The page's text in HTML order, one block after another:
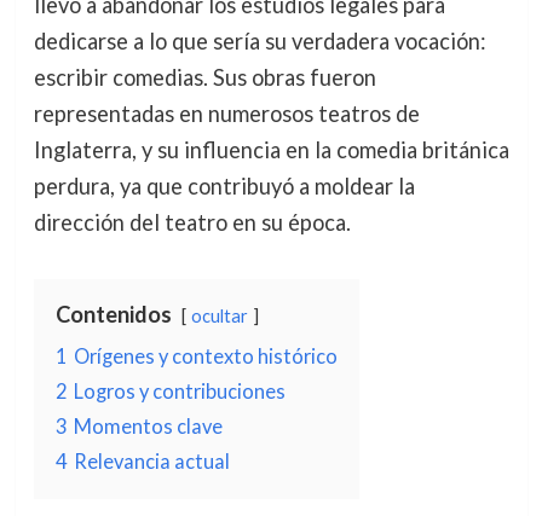
dedicarse a lo que sería su verdadera vocación:
escribir comedias. Sus obras fueron
representadas en numerosos teatros de
Inglaterra, y su influencia en la comedia británica
perdura, ya que contribuyó a moldear la
dirección del teatro en su época.
Contenidos ocultar
1 Orígenes y contexto histórico
2 Logros y contribuciones
3 Momentos clave
4 Relevancia actual